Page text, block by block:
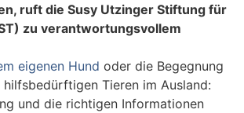
ruft die Susy Utzinger Stiftung für
zu verantwortungsvollem
eigenen Hund oder die Begegnung
Tieren im Ausland:
und die richtigen Informationen